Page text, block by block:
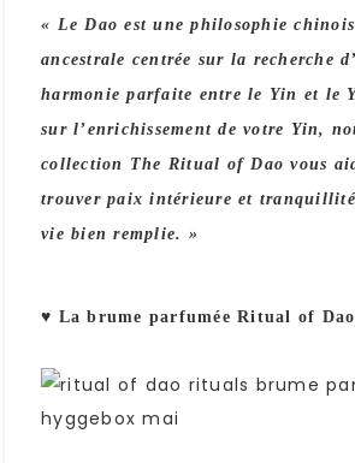
« Le Dao est une philosophie
ancestrale centrée sur la recherche
harmonie parfaite entre le Yin et le
sur l’enrichissement de votre Yin,
collection The Ritual of Dao vous
trouver paix intérieure et tranquillité
vie bien remplie. »
♥ La brume parfumée Ritual of